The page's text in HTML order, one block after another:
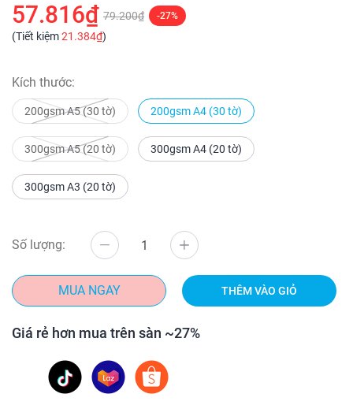
57.816₫ 79.200₫ -27%
(Tiết kiệm21.384₫)
Kích thước:
200gsm A5 (30 tờ) 200gsm A4 (30 tờ)
300gsm A5 (20 tờ) 300gsm A4 (20 tờ)
300gsm A3 (20 tờ)
Số lượng:
MUA NGAY THÊM VÀO GIỎ
Giá rẻ hơn mua trên sàn ~27%